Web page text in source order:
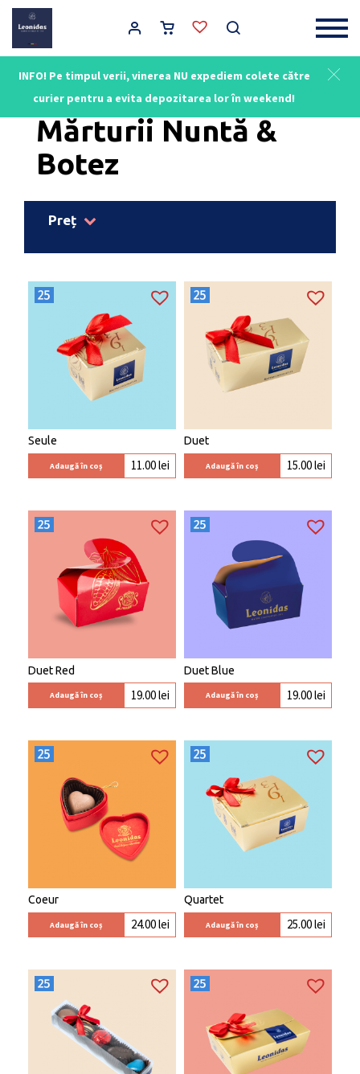
INFO! Pe timpul verii, vinerea NU expediem colete către
curier pentru a evita depozitarea lor în weekend!
Main Navigation
Mărturii Nuntă &
Botez
Preț
Seule
Adaugă în coș 11.00lei
Duet
Adaugă în coș 15.00lei
Duet Red
Adaugă în coș 19.00lei
Duet Blue
Adaugă în coș 19.00lei
Coeur
Adaugă în coș 24.00lei
Quartet
Adaugă în coș 25.00lei